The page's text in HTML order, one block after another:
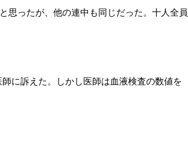
思ったが、他の連中も同じだった。十人全員
に訴えた。しかし医師は血液検査の数値を